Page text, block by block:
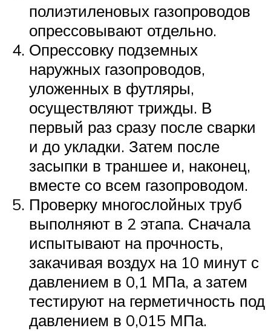
полиэтиленовых газопроводов
опрессовывают отдельно.
Опрессовку подземных
наружных газопроводов,
уложенных в футляры,
осуществляют трижды. В
первый раз сразу после сварки
и до укладки. Затем после
засыпки в траншее и, наконец,
вместе со всем газопроводом.
Проверку многослойных труб
выполняют в 2 этапа. Сначала
испытывают на прочность,
закачивая воздух на 10 минут с
давлением в 0,1 МПа, а затем
тестируют на герметичность под
давлением в 0,015 МПа.